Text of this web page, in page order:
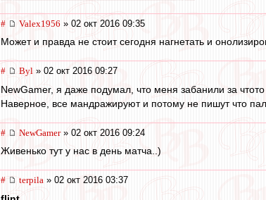
# Valex1956 » 02 окт 2016 09:35
Может и правда не стоит сегодня нагнетать и
# Byl » 02 окт 2016 09:27
NewGamer, я даже подумал, что меня забанили за
Наверное, все мандражируют и потому не пишут что
# NewGamer» 02 окт 2016 09:24
Живенько тут у нас в день матча..)
# terpila » 02 окт 2016 03:37